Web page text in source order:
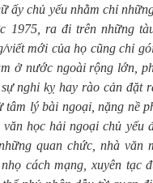
ấy chủ yếu nhằm chỉ
1975, ra đi trên những
viết mới của họ cũng chỉ
ở nước ngoài rộng lớn,
nghi kỵ hay rào cản đặt
tâm lý bài ngoại, nặng nề
văn học hải ngoại chủ
quan chức, nhà văn
cách mạng, xuyên